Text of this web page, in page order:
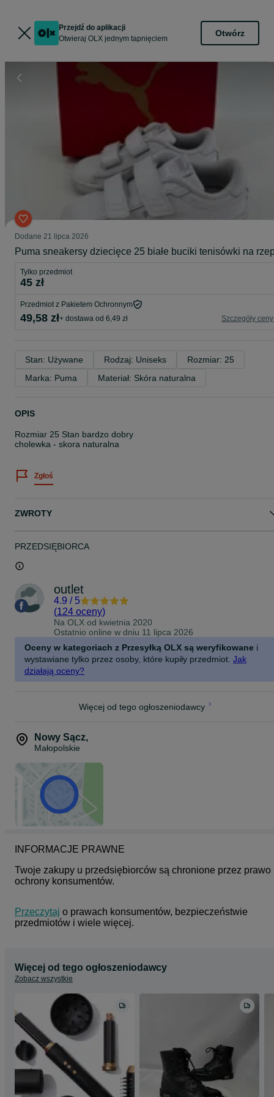
Przejdź do aplikacji
Otwieraj OLX jednym tapnięciem
Otwórz
Dodane 21 lipca 2026
Puma sneakersy dziecięce 25 białe buciki tenisówki na
Tylko przedmiot
45 zł
Przedmiot z Pakietem Ochronnym
49,58 zł+ dostawa od 6,49 zł Szczegóły ceny
Stan: Używane Rodzaj: Uniseks
Rozmiar: 25
Marka: Puma
Materiał: Skóra naturalna
OPIS
Rozmiar 25 Stan bardzo dobry
cholewka - skora naturalna
Zgłoś
ZWROTY
PRZEDSIĘBIORCA
outlet
4.9 / 5
(124 oceny)
Na OLX od kwietnia 2020
Ostatnio online w dniu 11 lipca 2026
Oceny w kategoriach z Przesyłką OLX są weryfikowane i
wystawiane tylko przez osoby, które kupiły przedmiot. Jak
działają oceny?
Więcej od tego ogłoszeniodawcy
Nowy Sącz,
Małopolskie
INFORMACJE PRAWNE
Twoje zakupy u przedsiębiorców są chronione przez prawo
ochrony konsumentów.
Przeczytaj o prawach konsumentów, bezpieczeństwie
przedmiotów i wiele więcej.
Więcej od tego ogłoszeniodawcy
Zobacz wszystkie